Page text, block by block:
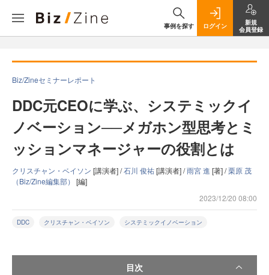
事例を探す ログイン
新規
会員登録
Biz/Zineセミナーレポート
DDC元CEOに学ぶ、システミックイ
ノベーション──メガホン型思考とミ
ッションマネージャーの役割とは
クリスチャン・ベイソン [講演者] /石川 俊祐[講演者] /雨宮 進 [著] /栗原 茂
（Biz/Zine編集部） [編]
2023/12/20 08:00
DDC クリスチャン・ベイソン システミックイノベーション
目次